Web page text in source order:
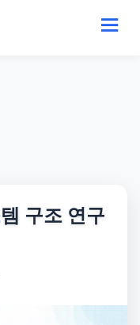
구조 연구